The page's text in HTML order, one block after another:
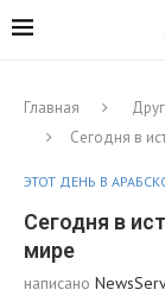
Главная
Сегодня в
ЭТОТ ДЕНЬ В
Сегодня в
мире
написано